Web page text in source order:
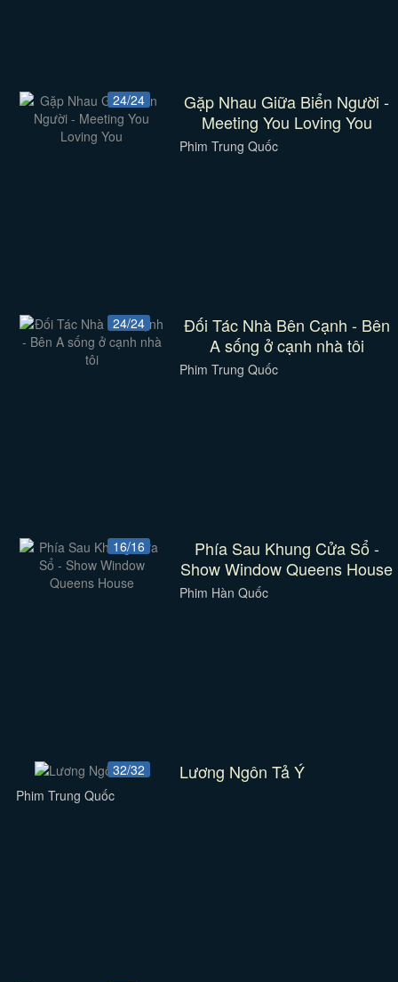
24/24
Gặp Nhau Giữa Biển Người -
Meeting You Loving You
Phim Trung Quốc
24/24
Đối Tác Nhà Bên Cạnh - Bên
A sống ở cạnh nhà tôi
Phim Trung Quốc
16/16
Phía Sau Khung Cửa Sổ -
Show Window Queens House
Phim Hàn Quốc
32/32 Lương Ngôn Tả Ý
Phim Trung Quốc